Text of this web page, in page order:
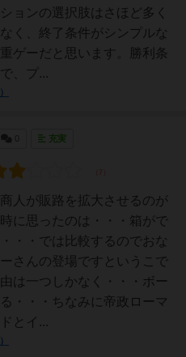
ョンの選択肢はさほど多く
く、終了条件がシンプルな
ゲーだと思います。勝利条
、プ...
充実
人が販路を拡大させるのが
に思ったのは・・・箱がで
・・では比較するのでおな
さんの登場ですというこで
は一つしかなく・・・ボー
・・・ちなみに帝政ローマ
とイ...